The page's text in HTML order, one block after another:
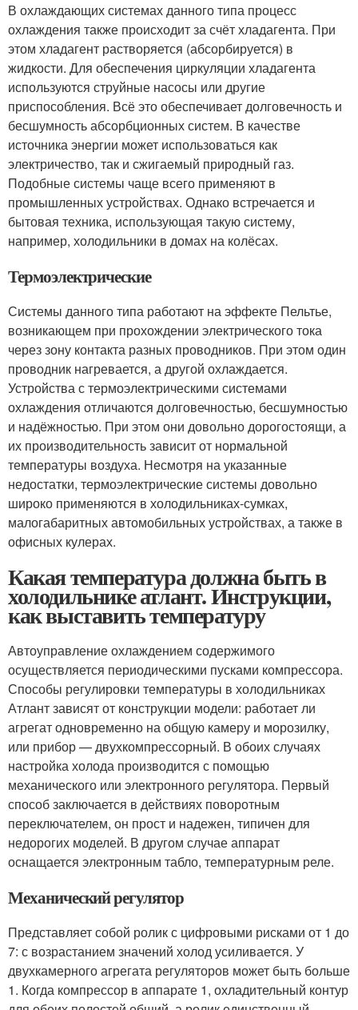
В охлаждающих системах данного типа процесс
охлаждения также происходит за счёт хладагента. При
этом хладагент растворяется (абсорбируется) в
жидкости. Для обеспечения циркуляции хладагента
используются струйные насосы или другие
приспособления. Всё это обеспечивает долговечность и
бесшумность абсорбционных систем. В качестве
источника энергии может использоваться как
электричество, так и сжигаемый природный газ.
Подобные системы чаще всего применяют в
промышленных устройствах. Однако встречается и
бытовая техника, использующая такую систему,
например, холодильники в домах на колёсах.
Термоэлектрические
Системы данного типа работают на эффекте Пельтье,
возникающем при прохождении электрического тока
через зону контакта разных проводников. При этом один
проводник нагревается, а другой охлаждается.
Устройства с термоэлектрическими системами
охлаждения отличаются долговечностью, бесшумностью
и надёжностью. При этом они довольно дорогостоящи, а
их производительность зависит от нормальной
температуры воздуха. Несмотря на указанные
недостатки, термоэлектрические системы довольно
широко применяются в холодильниках-сумках,
малогабаритных автомобильных устройствах, а также в
офисных кулерах.
Какая температура должна быть в
холодильнике атлант. Инструкции,
как выставить температуру
Автоуправление охлаждением содержимого
осуществляется периодическими пусками компрессора.
Способы регулировки температуры в холодильниках
Атлант зависят от конструкции модели: работает ли
агрегат одновременно на общую камеру и морозилку,
или прибор — двухкомпрессорный. В обоих случаях
настройка холода производится с помощью
механического или электронного регулятора. Первый
способ заключается в действиях поворотным
переключателем, он прост и надежен, типичен для
недорогих моделей. В другом случае аппарат
оснащается электронным табло, температурным реле.
Механический регулятор
Представляет собой ролик с цифровыми рисками от 1 до
7: с возрастанием значений холод усиливается. У
двухкамерного агрегата регуляторов может быть больше
1. Когда компрессор в аппарате 1, охладительный контур